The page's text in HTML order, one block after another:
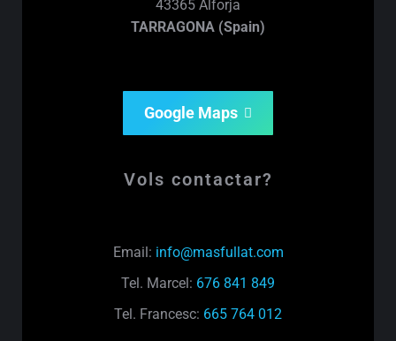
43365 Alforja
TARRAGONA (Spain)
Google Maps
Vols contactar?
Email: info@masfullat.com
Tel. Marcel: 676 841 849
Tel. Francesc: 665 764 012